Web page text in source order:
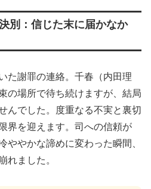
別：信じた末に届かなか
た謝罪の連絡。千春（内田理
の場所で待ち続けますが、結局
んでした。度重なる不実と裏切
界を迎えます。司への信頼が
ややかな諦めに変わった瞬間、
れました。